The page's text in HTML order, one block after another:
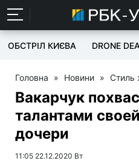
ОБСТРІЛ КИЄВА DRONE
Головна » Новини » Стиль
Вакарчук
талантами
дочери
11:05 22.12.2020 Вт